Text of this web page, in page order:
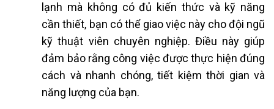
lạnh mà không có đủ kiến thức và kỹ năng
cần thiết, bạn có thể giao việc này cho đội ngũ
kỹ thuật viên chuyên nghiệp. Điều này giúp
đảm bảo rằng công việc được thực hiện đúng
cách và nhanh chóng, tiết kiệm thời gian và
năng lượng của bạn.